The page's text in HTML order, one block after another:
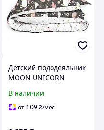
Детский пододеяльник
MOON UNICORN
В наличии
от 109₴/мес